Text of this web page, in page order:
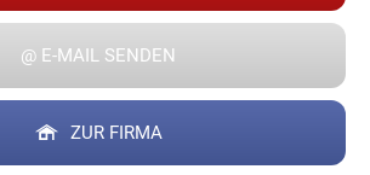
@ E-MAIL SENDEN
ZUR FIRMA